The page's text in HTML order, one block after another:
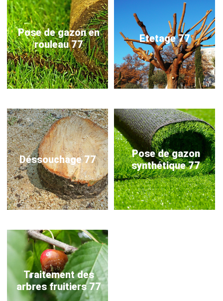
Pose de gazon en
rouleau 77
Etetage 77
Déssouchage 77
Pose de gazon
synthétique 77
Traitement des
arbres fruitiers 77